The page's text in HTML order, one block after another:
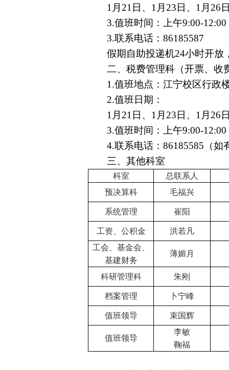
1 月 21 日、 1 月 23 日、 1 月 26 日
3.值班时间：上午9:00-12:00
3.联系电话： 86185587
假期自助投递机24小时开放
二、税费管理科（开票、收
1.值班地点：江宁校区行政
2.值班日期：
1 月 21 日、 1 月 23 日、 1 月 26
3.值班时间：上午9:00-12:00
4.联系电话： 86185585 （
三、其他科室
科室 总联系人
预决算科
毛福兴
系统管理 崔阳
工资、公积金 洪若凡
工会、基金会、
基建财务
薄媚月
科研管理科 朱刚
档案管理 卜宁峰
值班领导 束国辉
值班领导
李敏
鞠福